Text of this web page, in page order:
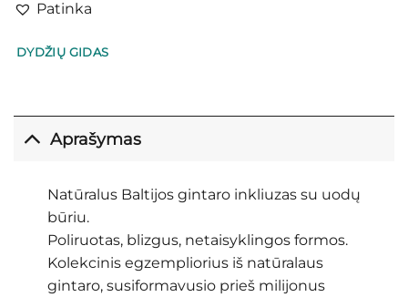
Patinka
DYDŽIŲ GIDAS
Aprašymas
Natūralus Baltijos gintaro inkliuzas su uodų
būriu.
Poliruotas, blizgus, netaisyklingos formos.
Kolekcinis egzempliorius iš natūralaus
gintaro, susiformavusio prieš milijonus